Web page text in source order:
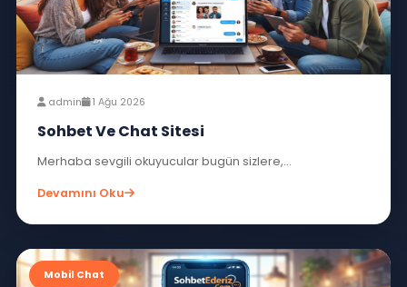
Mobil Chat
Merhaba sevgili sohbet severler bugün...